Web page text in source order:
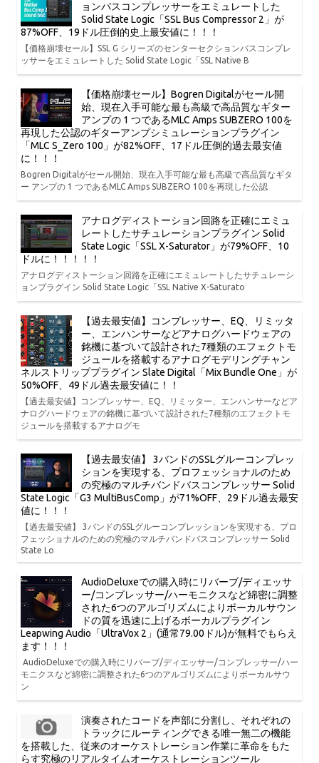
ョンバスコンプレッサーをエミュレートした
Solid State Logic「SSL Bus Compressor 2」が
87%OFF、19ドル圧倒的史上最安値に！！！
【価格崩壊セール】SSL G シリーズのセンターセクションバスコンプレ
ッサーをエミュレートした Solid State Logic「SSL Native B
【価格崩壊セール】Bogren Digitalがセール開
始、現在入手可能な最も高級で高品質なギター
アンプの 1 つであるMLC Amps SUBZERO 100を
再現した公認のギターアンプシミュレーションプラグイン
「MLC S_Zero 100」が82%OFF、17ドル圧倒的過去最安値
に！！！
Bogren Digitalがセール開始、現在入手可能な最も高級で高品質なギタ
ー アンプの 1 つであるMLC Amps SUBZERO 100を再現した公認
アナログディストーション回路を正確にエミュ
レートしたサチュレーションプラグイン Solid
State Logic「SSL X-Saturator」が79%OFF、10
ドルに！！！！！
アナログディストーション回路を正確にエミュレートしたサチュレーシ
ョンプラグイン Solid State Logic「SSL Native X-Saturato
【過去最安値】コンプレッサー、EQ、リミッタ
ー、エンハンサーなどアナログハードウェアの
銘機に基づいて設計された7種類のエフェクトモ
ジュールを搭載するアナログモデリングチャン
ネルストリッププラグイン Slate Digital「Mix Bundle One」が
50%OFF、49ドル過去最安値に！！
【過去最安値】コンプレッサー、EQ、リミッター、エンハンサーなどア
ナログハードウェアの銘機に基づいて設計された7種類のエフェクトモ
ジュールを搭載するアナログモ
【過去最安値】 3バンドのSSLグルーコンプレッ
ションを実現する、プロフェッショナルのため
の究極のマルチバンドバスコンプレッサー Solid
State Logic「G3 MultiBusComp」が71%OFF、29ドル過去最安
値に！！！
【過去最安値】 3バンドのSSLグルーコンプレッションを実現する、プロ
フェッショナルのための究極のマルチバンドバスコンプレッサー Solid
State Lo
AudioDeluxeでの購入時にリバーブ/ディエッサ
ー/コンプレッサー/ハーモニクスなど綿密に調整
された6つのアルゴリズムによりボーカルサウン
ドの質を迅速に上げるボーカルプラグイン
Leapwing Audio「UltraVox 2」(通常79.00ドル)が無料でもらえ
ます！！！
AudioDeluxeでの購入時にリバーブ/ディエッサー/コンプレッサー/ハー
モニクスなど綿密に調整された6つのアルゴリズムによりボーカルサウ
ン
演奏されたコードを声部に分割し、それぞれの
トラックにルーティングできる唯一無二の機能
を搭載した、従来のオーケストレーション作業に革命をもた
らす究極のリアルタイムオーケストレーションツール